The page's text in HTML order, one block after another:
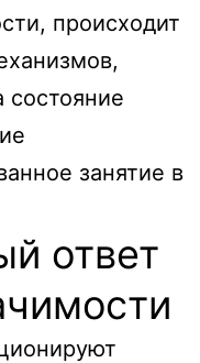
происходит
состояние
занятие в
ответ